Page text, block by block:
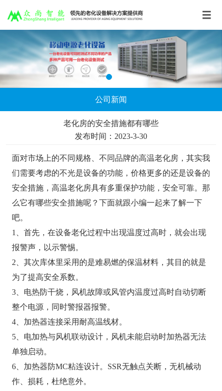
公司新闻
老化房的安全措施都有哪些
发布时间：2023-3-30
面对市场上的不同规格、不同品牌的高温老化房，其实我
们需要考虑的不光是设备的功能，价格更多的还是设备的
安全措施，高温老化房具有多重保护功能，安全可靠。那
么它有哪些安全措施呢？下面就跟小编一起来了解一下
吧。
1、首先，在设备老化过程中出现温度过高时，就会出现
报警声，以示警惕。
2、其次库体里采用的是难易燃的保温材料，其目的就是
为了提高安全系数。
3、电热防干烧，风机故障或风管内温度过高时自动切断
整个电源，同时警报器报警。
4、加热器连接采用耐高温线材。
5、电加热与风机联动设计，风机未能启动时加热器无法
单独启动。
6、加热器防MC粘连设计。SSR无触点关断，无机械动
作、损耗，杜绝意外。